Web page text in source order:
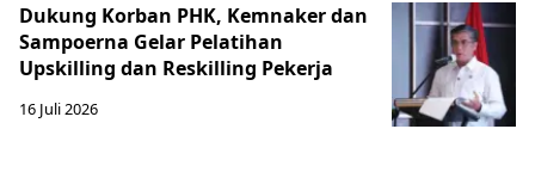
Dukung Korban PHK, Kemnaker dan
Sampoerna Gelar Pelatihan
Upskilling dan Reskilling Pekerja
16 Juli 2026